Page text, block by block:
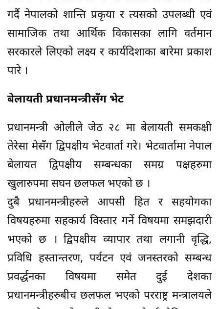
गर्दै नेपालको शान्ति प्रकृया र त्यसको उपलब्धी एवं
सामाजिक तथा आर्थिक विकासका लागि वर्तमान
सरकारले लिएको लक्ष्य र कार्यदिशाका बारेमा प्रकाश
पारे ।
बेलायती प्रधानमन्त्रीसँग भेट
प्रधानमन्त्री ओलीले जेठ २८ मा बेलायती समकक्षी
तेरेसा मेसँग द्विपक्षीय भेटवार्ता गरे। भेटवार्तामा नेपाल
बेलायत द्विपक्षीय सम्बन्धका समग्र पक्षहरुमा
खुलारुपमा सघन छलफल भएको छ ।
दुबै प्रधानमन्त्रीहरुले आपसी हित र सहयोगका
विषयहरुमा सहकार्य विस्तार गर्ने विषयमा समझदारी
भएको छ । द्विपक्षीय व्यापार तथा लगानी वृद्धि,
प्रविधि हस्तान्तरण, पर्यटन एवं जनस्तरको सम्बन्ध
प्रवर्द्धनका विषयमा समेत दुई देशका
प्रधानमन्त्रीहरुबीच छलफल भएको परराष्ट्र मन्त्रालयले